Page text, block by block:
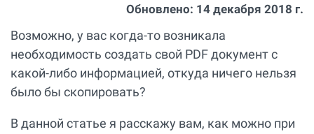
Обновлено: 14 декабря 2018 г.
Возможно, у вас когда-то возникала
необходимость создать свой PDF документ с
какой-либо информацией, откуда ничего нельзя
было бы скопировать?
В данной статье я расскажу вам, как можно при